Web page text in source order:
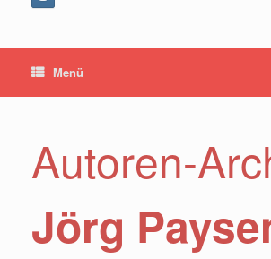
Menü
Autoren-
Jörg